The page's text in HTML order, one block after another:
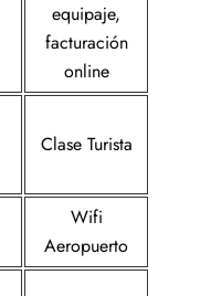
equipaje,
facturación
online
Clase Turista
Wifi
Aeropuerto